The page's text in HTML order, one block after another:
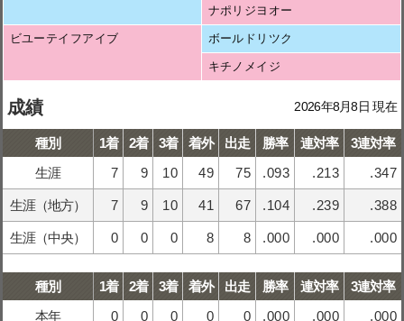
ナポリジヨオー
ビユーテイフアイブ ボールドリツク
キチノメイジ
成績 2026年8月8日 現在
種別 1着 2着 3着 着外 出走 勝率 連対率
3連対率
生涯
7 9 10 49 75 .093 .213 .347
生涯（地方） 7 9 10 41 67 .104 .239 .388
生涯（中央） 0 0 0 8 8 .000 .000 .000
種別 1着 2着 3着 着外 出走 勝率 連対率
3連対率
本年
0 0 0 0 0 .000 .000 .000